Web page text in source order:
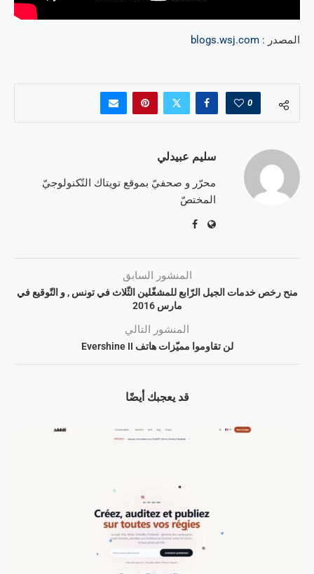
المصدر : blogs.wsj.com
0
سليم عبيدلي
محرّر و صحفيّ بموقع تويتاك التّكنولوجيّ
المختصّ
المنشور السابق
منح رخص خدمات الجيل الرّابع للمشغّلين الثّلاث في تونس , و التّوقيع في
مارس 2016
المنشور التالي
لن تقاوموا مميّزات هاتف Evershine II
قد يعجبك أيضًا